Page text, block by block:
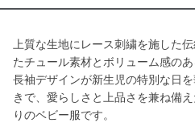
上質な生地にレース刺繍を施した
たチュール素材とボリューム感の
長袖デザインが新生児の特別な日
きで、愛らしさと上品さを兼ね備
りのベビー服です。